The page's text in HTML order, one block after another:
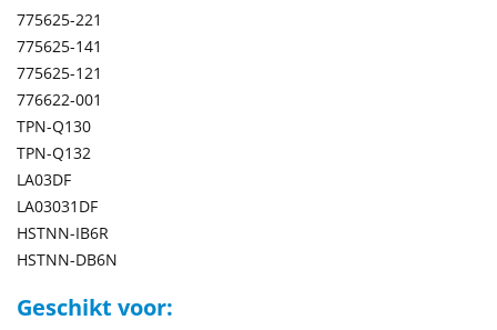
775625-221
775625-141
775625-121
776622-001
TPN-Q130
TPN-Q132
LA03DF
LA03031DF
HSTNN-IB6R
HSTNN-DB6N
Geschikt voor: